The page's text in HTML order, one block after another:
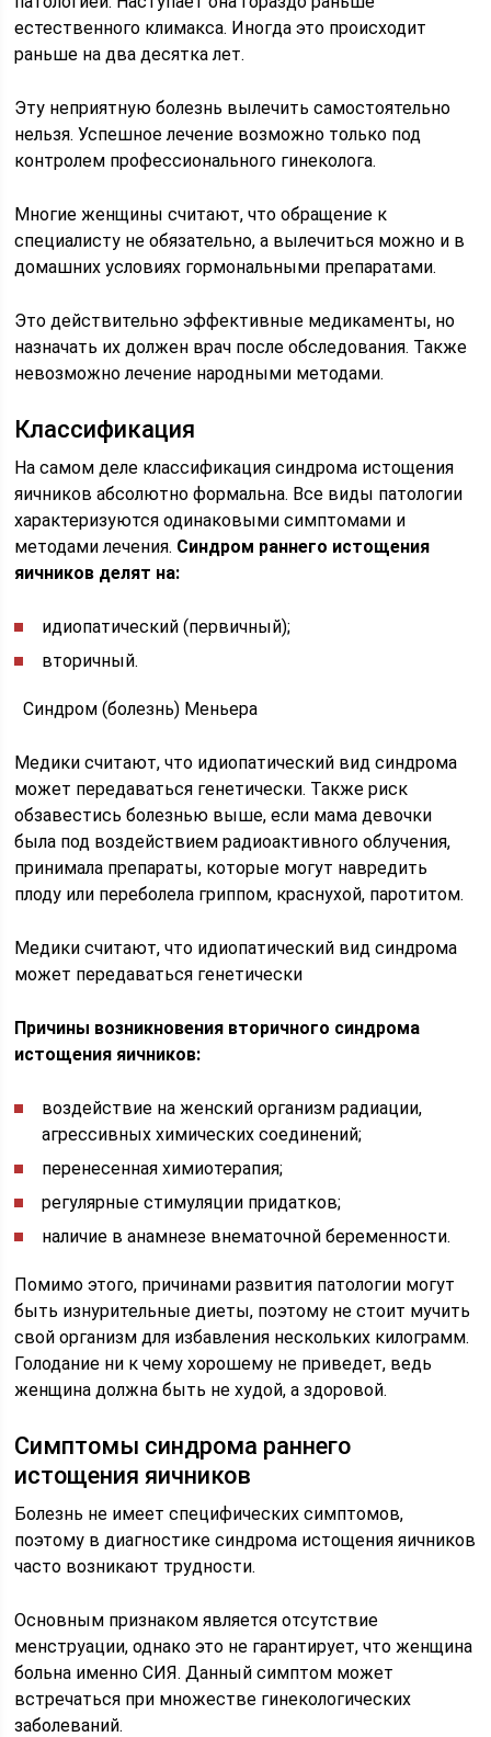
естественного климакса. Иногда это происходит
раньше на два десятка лет.
Эту неприятную болезнь вылечить самостоятельно
нельзя. Успешное лечение возможно только под
контролем профессионального гинеколога.
Многие женщины считают, что обращение к
специалисту не обязательно, а вылечиться можно и в
домашних условиях гормональными препаратами.
Это действительно эффективные медикаменты, но
назначать их должен врач после обследования. Также
невозможно лечение народными методами.
Классификация
На самом деле классификация синдрома истощения
яичников абсолютно формальна. Все виды патологии
характеризуются одинаковыми симптомами и
методами лечения. Синдром раннего истощения
яичников делят на:
идиопатический (первичный);
вторичный.
Синдром (болезнь) Меньера
Медики считают, что идиопатический вид синдрома
может передаваться генетически. Также риск
обзавестись болезнью выше, если мама девочки
была под воздействием радиоактивного облучения,
принимала препараты, которые могут навредить
плоду или переболела гриппом, краснухой, паротитом.
Медики считают, что идиопатический вид синдрома
может передаваться генетически
Причины возникновения вторичного синдрома
истощения яичников:
воздействие на женский организм радиации,
агрессивных химических соединений;
перенесенная химиотерапия;
регулярные стимуляции придатков;
наличие в анамнезе внематочной беременности.
Помимо этого, причинами развития патологии могут
быть изнурительные диеты, поэтому не стоит мучить
свой организм для избавления нескольких килограмм.
Голодание ни к чему хорошему не приведет, ведь
женщина должна быть не худой, а здоровой.
Симптомы синдрома раннего
истощения яичников
Болезнь не имеет специфических симптомов,
поэтому в диагностике синдрома истощения яичников
часто возникают трудности.
Основным признаком является отсутствие
менструации, однако это не гарантирует, что женщина
больна именно СИЯ. Данный симптом может
встречаться при множестве гинекологических
заболеваний.